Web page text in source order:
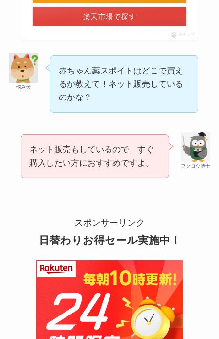
和紙はどこに売ってる？ダイソーやLoftで買える！
える！
楽天市場で探す
ポチップ
悩み犬
赤ちゃん薬スポイトはどこで買え
るか教えて！ネット販売している
のかな？
フクロウ博士
ネット販売もしているので、すぐ
購入したい方におすすめですよ。
スポンサーリンク
日替わりお得セール実施中！